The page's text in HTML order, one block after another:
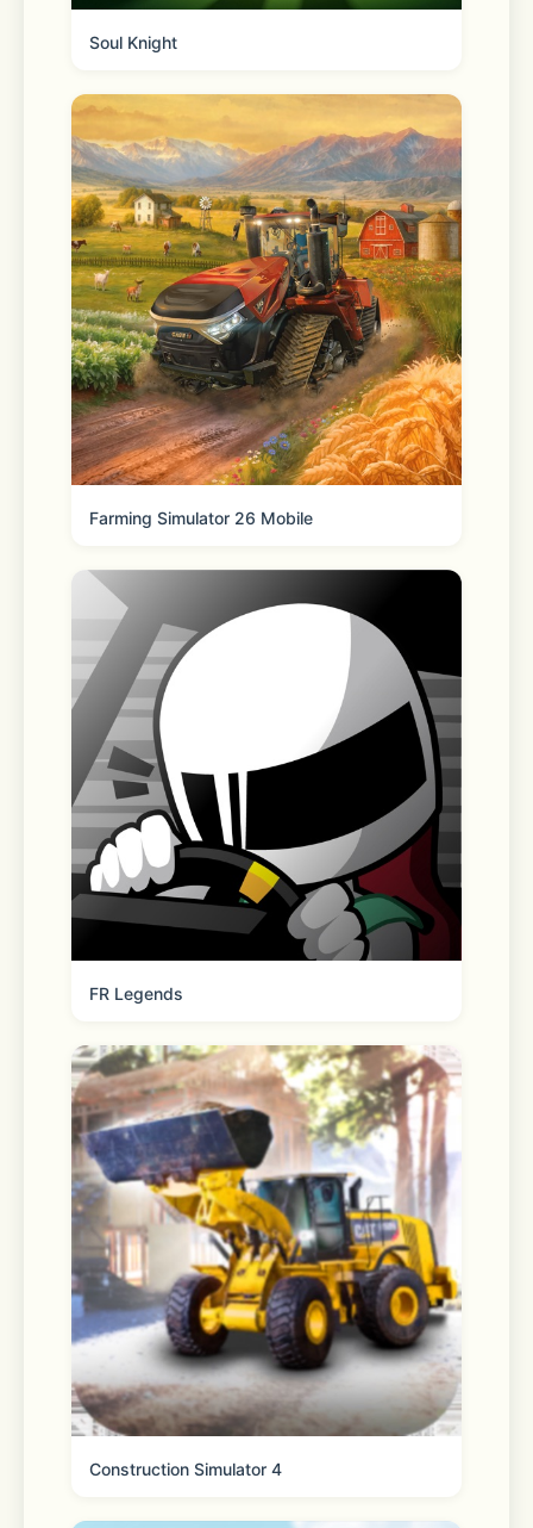
Soul Knight
Farming Simulator 26 Mobile
FR Legends
Construction Simulator 4